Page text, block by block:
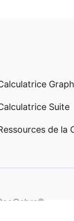
Suite
de la